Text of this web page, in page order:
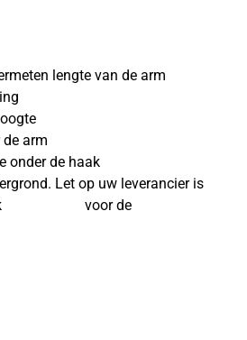
lengte van de arm
arm
de haak
Let op uw leverancier is
voor de